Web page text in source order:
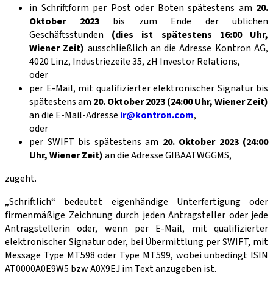
in Schriftform per Post oder Boten spä­testens am 20.
Oktober 2023bis zum Ende der üblichen
Geschäftsstunden (dies ist spätestens 16:00 Uhr,
Wiener Zeit) ausschließlich an die Ad­resse Kontron AG,
4020 Linz, Industriezeile 35, zH Investor Relations,
oder
per E-Mail, mit qualifizierter elektronischer Signatur bis
spätestens am 20. Oktober 2023 (24:00 Uhr, Wiener Zeit)
an die E-Mail-Adresse ir@kontron.com,
oder
per SWIFT bis spätestens am 20. Oktober 2023 (24:00
Uhr, Wiener Zeit)an die Adresse GIBAATWGGMS,
zugeht.
„Schriftlich“ bedeutet eigenhändige Unter­fertigung oder
firmenmäßige Zeichnung durch jeden Antragsteller oder jede
Antragstellerin oder, wenn per E-Mail, mit qualifizierter
elektronischer Signatur oder, bei Übermittlung per SWIFT, mit
Message Type MT598 oder Type MT599, wobei unbedingt ISIN
AT0000A0E9W5 bzw A0X9EJ im Text an­zugeben ist.